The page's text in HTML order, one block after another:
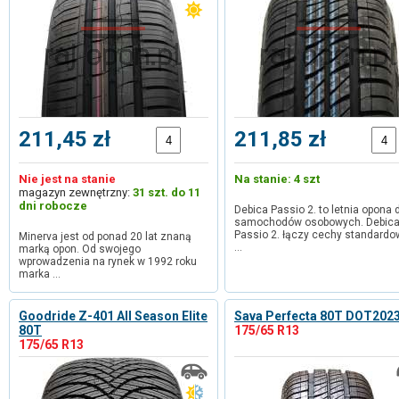
211,45 zł
Nie jest na stanie
magazyn zewnętrzny: 31 szt. do 11
dni robocze
Minerva jest od ponad 20 lat znaną
marką opon. Od swojego
wprowadzenia na rynek w 1992 roku
marka …
211,85 zł
Na stanie: 4 szt
Debica Passio 2. to letnia opona
samochodów osobowych. Debica
Passio 2. łączy cechy
…
Goodride Z-401 All Season Elite
80T
175/65 R13
Sava Perfecta 80T
175/65 R13